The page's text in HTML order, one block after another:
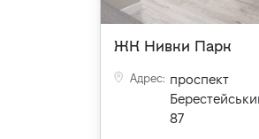
ЖК Нивки Парк
Адрес: проспект
87